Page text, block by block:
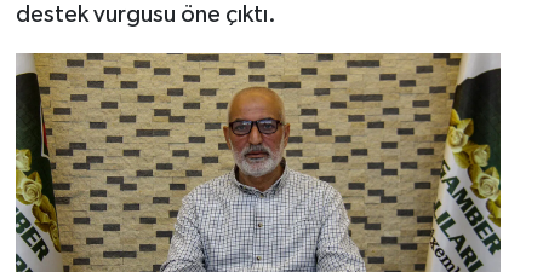
destek vurgusu öne çıktı.
Spor
Yaşam